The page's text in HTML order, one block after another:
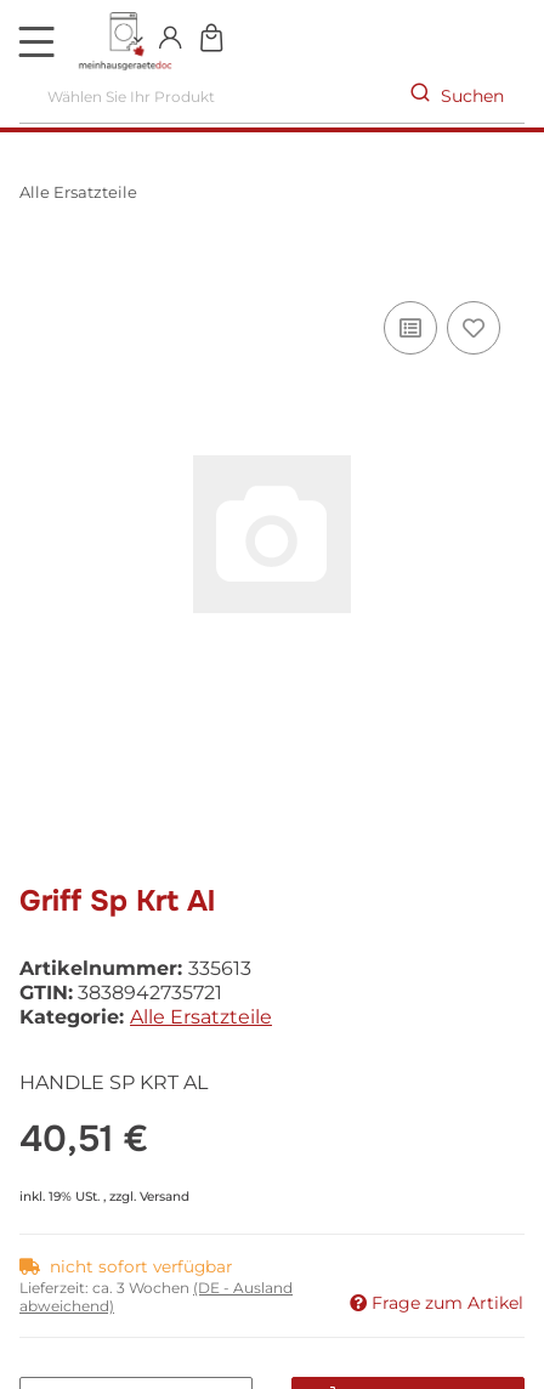
DE
Suchen
Alle Ersatzteile
Griff Sp Krt Al
Artikelnummer: 335613
GTIN: 3838942735721
Kategorie: Alle Ersatzteile
HANDLE SP KRT AL
40,51 €
inkl. 19% USt. , zzgl. Versand
nicht sofort verfügbar
Lieferzeit: ca. 3 Wochen (DE - Ausland
abweichend)
Frage zum Artikel